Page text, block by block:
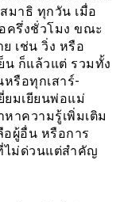
มาธิ ทุกวัน เมื่อ
ครึ่งชั่วโมง ขณะ
เช่น วิ่ง หรือ
น ก็แล้วแต่ รวมทั้ง
รือทุกเสาร์-
ยมเยียนพ่อแม่
าความรู้เพิ่มเติม
อผู้อื่น หรือการ
ไม่ด่วนแต่สำคัญ